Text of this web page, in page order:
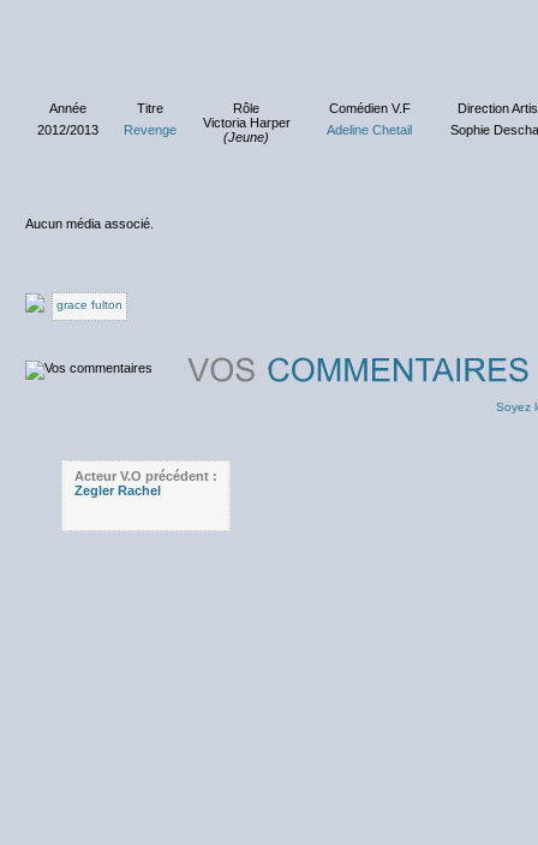
Année Titre Rôle Comédien V.F
Direction
2012/2013
Revenge
Victoria Harper
(Jeune)
Adeline Chetail Sophie
Aucun média associé.
grace fulton
Soyez
Acteur V.O précédent :
Zegler Rachel